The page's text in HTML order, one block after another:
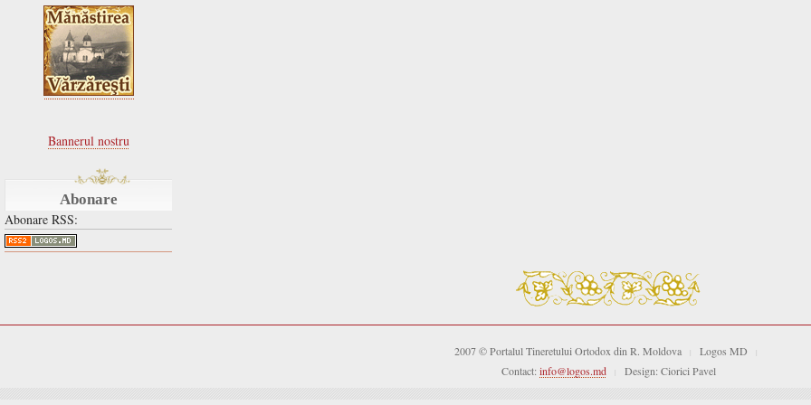
Bannerul nostru
Abonare
Abonare RSS:
2007 © Portalul Tineretului Ortodox din R. Moldova Logos MD
Contact: info@logos.md Design: Ciorici Pavel